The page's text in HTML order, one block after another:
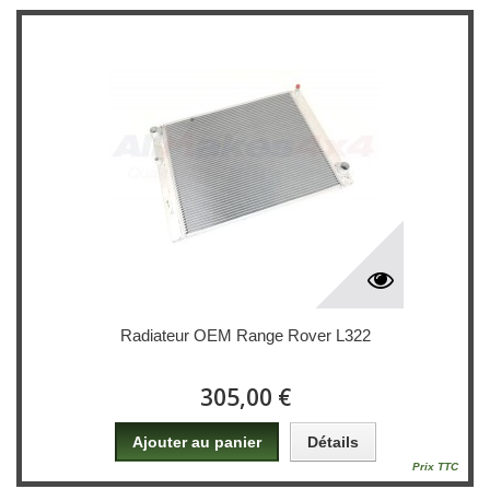
Radiateur OEM Range Rover L322
305,00 €
Prix TTC
Ajouter au panier Détails